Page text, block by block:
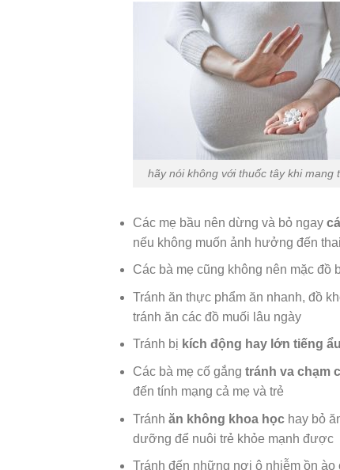
hãy nói không với thuốc tây khi mang
Các mẹ bầu nên dừng và bỏ ngay
nếu không muốn ảnh hưởng đến
Các bà mẹ cũng không nên mặc đồ
Tránh ăn thực phẩm ăn nhanh, đồ
tránh ăn các đồ muối lâu ngày
Tránh bị kích động hay lớn tiếng
Các bà mẹ cố gắng tránh va chạm
đến tính mạng cả mẹ và trẻ
Tránh ăn không khoa họchay bỏ
dưỡng để nuôi trẻ khỏe mạnh được
Tránh đến những nơi ô nhiễm ồn